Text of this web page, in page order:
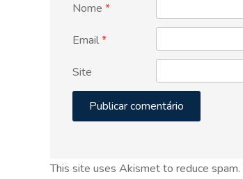
Nome *
Email*
Site
This site uses Akismet to reduce spam.